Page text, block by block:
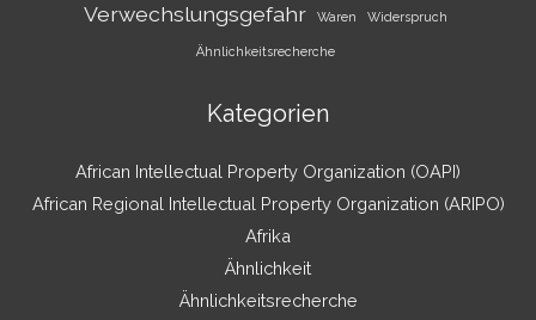
Verwechslungsgefahr Waren Widerspruch
Ähnlichkeitsrecherche
Kategorien
African Intellectual Property Organization (OAPI)
African Regional Intellectual Property Organization (ARIPO)
Afrika
Ähnlichkeit
Ähnlichkeitsrecherche